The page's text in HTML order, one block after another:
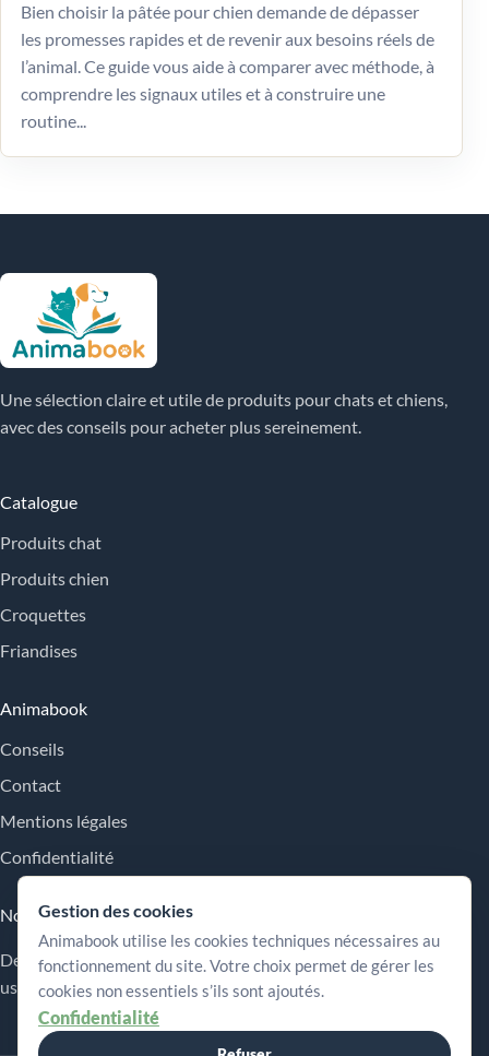
Bien choisir la pâtée pour chien demande de dépasser
les promesses rapides et de revenir aux besoins réels de
l’animal. Ce guide vous aide à comparer avec méthode, à
comprendre les signaux utiles et à construire une
routine...
Une sélection claire et utile de produits pour chats et chiens,
avec des conseils pour acheter plus sereinement.
Catalogue
Produits chat
Produits chien
Croquettes
Friandises
Animabook
Conseils
Contact
Mentions légales
Confidentialité
Nos engagements
Des repères simples pour comparer les offres, comprendre les
usages et choisir plus sereinement.
Gestion des cookies
Animabook utilise les cookies techniques nécessaires au
fonctionnement du site. Votre choix permet de gérer les
cookies non essentiels s’ils sont ajoutés.
Confidentialité